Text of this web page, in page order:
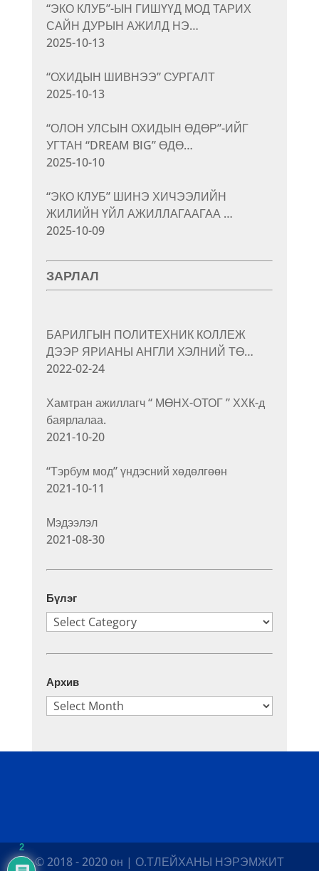
“ЭКО КЛУБ”-ЫН ГИШҮҮД МОД ТАРИХ
САЙН ДУРЫН АЖИЛД НЭ…
2025-10-13
“ОХИДЫН ШИВНЭЭ” СУРГАЛТ
2025-10-13
“ОЛОН УЛСЫН ОХИДЫН ӨДӨР”-ИЙГ
УГТАН “DREAM BIG” ӨДӨ…
2025-10-10
“ЭКО КЛУБ” ШИНЭ ХИЧЭЭЛИЙН
ЖИЛИЙН ҮЙЛ АЖИЛЛАГААГАА …
2025-10-09
ЗАРЛАЛ
БАРИЛГЫН ПОЛИТЕХНИК КОЛЛЕЖ
ДЭЭР ЯРИАНЫ АНГЛИ ХЭЛНИЙ ТӨ…
2022-02-24
Хамтран ажиллагч “ МӨНХ-ОТОГ ” ХХК-д
баярлалаа.
2021-10-20
“Тэрбум мод” үндэсний хөдөлгөөн
2021-10-11
Мэдээлэл
2021-08-30
Бүлэг
Бүлэг
Архив
Архив
© 2018 - 2020 он | О.ТЛЕЙХАНЫ НЭРЭМЖИТ
2